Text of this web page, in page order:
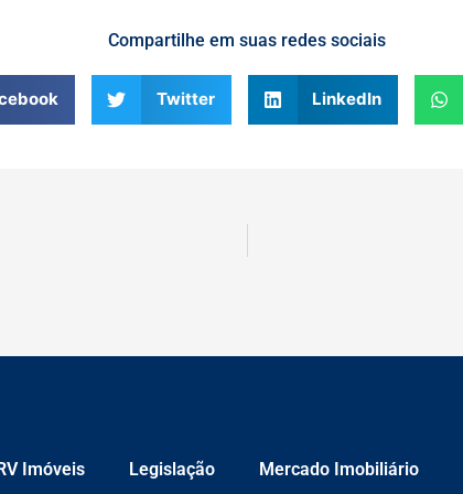
Compartilhe em suas redes sociais
Twitter LinkedIn
Imóveis Legislação Mercado Imobiliário